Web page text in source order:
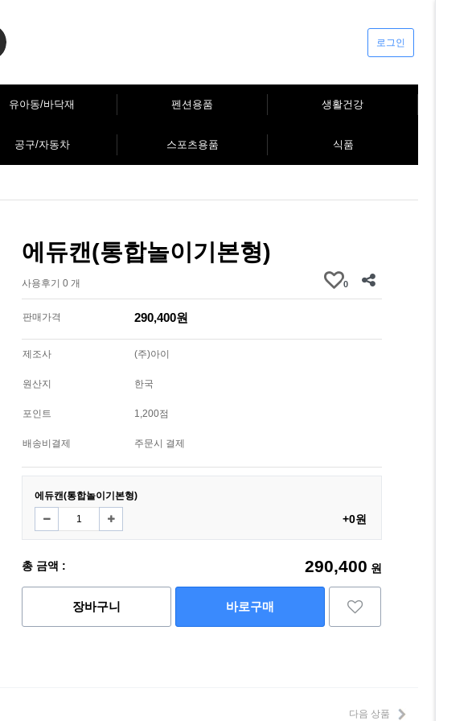
로그인
유아동/바닥재 펜션용품 생활건강
공구/자동차 스포츠용품 식품
에듀캔(통합놀이기본형)
사용후기 0 개 0
판매가격 290,400원
제조사 (주)아이
원산지 한국
포인트 1,200점
배송비결제 주문시 결제
에듀캔(통합놀이기본형)
+0원
총 금액 : 290,400 원
장바구니 바로구매
다음 상품